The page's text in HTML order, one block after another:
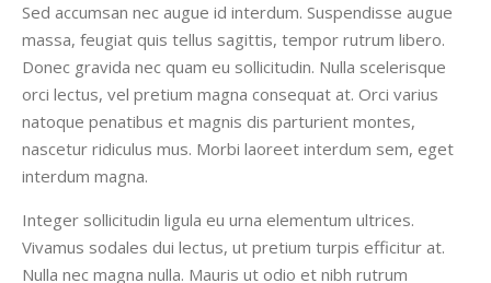
Sed accumsan nec augue id interdum. Suspendisse augue
massa, feugiat quis tellus sagittis, tempor rutrum libero.
Donec gravida nec quam eu sollicitudin. Nulla scelerisque
orci lectus, vel pretium magna consequat at. Orci varius
natoque penatibus et magnis dis parturient montes,
nascetur ridiculus mus. Morbi laoreet interdum sem, eget
interdum magna.
Integer sollicitudin ligula eu urna elementum ultrices.
Vivamus sodales dui lectus, ut pretium turpis efficitur at.
Nulla nec magna nulla. Mauris ut odio et nibh rutrum